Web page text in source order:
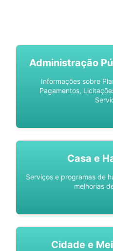
Administração
Informações sobre
Pagamentos,
Casa e
Serviços e programas de
melhorias
Cidade e